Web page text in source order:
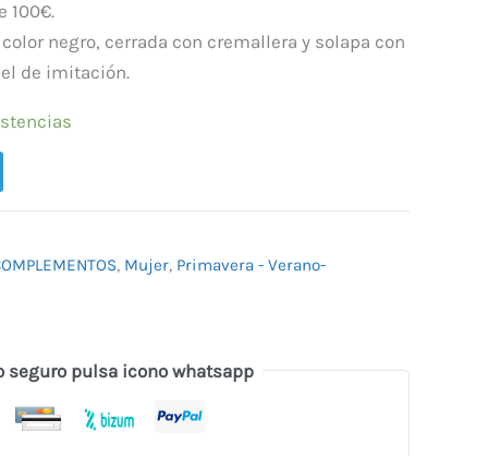
es:
59,40 €.
100€.
negro, cerrada con cremallera y solapa con
de imitación.
, Mujer, Primavera - Verano-
seguro pulsa icono whatsapp